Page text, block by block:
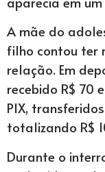
A mãe do
filho contou ter
relação. Em
recebido R$ 70
PIX,
totalizando R$
Durante o